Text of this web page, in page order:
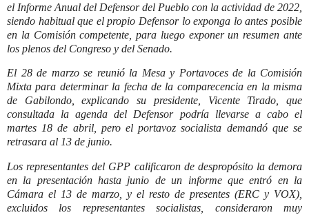
el Informe Anual del Defensor del Pueblo con la actividad de 2022,
siendo habitual que el propio Defensor lo exponga lo antes posible
en la Comisión competente, para luego exponer un resumen ante
los plenos del Congreso y del Senado.
El 28 de marzo se reunió la Mesa y Portavoces de la Comisión
Mixta para determinar la fecha de la comparecencia en la misma
de Gabilondo, explicando su presidente, Vicente Tirado, que
consultada la agenda del Defensor podría llevarse a cabo el
martes 18 de abril, pero el portavoz socialista demandó que se
retrasara al 13 de junio.
Los representantes del GPP calificaron de despropósito la demora
en la presentación hasta junio de un informe que entró en la
Cámara el 13 de marzo, y el resto de presentes (ERC y VOX),
excluidos los representantes socialistas, consideraron muy